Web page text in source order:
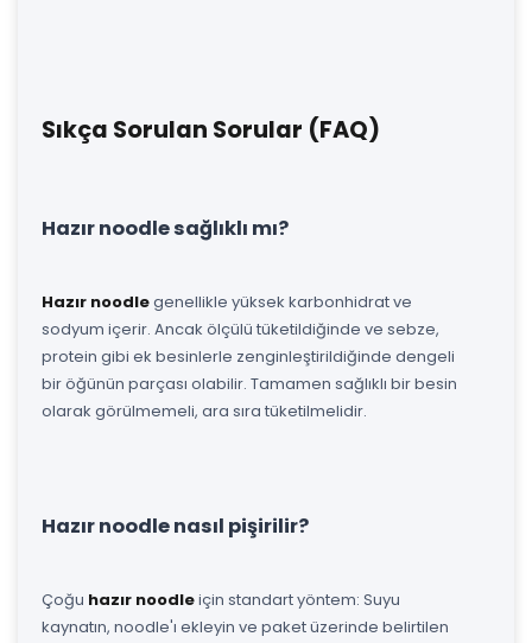
Sıkça Sorulan Sorular (FAQ)
Hazır noodle sağlıklı mı?
Hazır noodlegenellikle yüksek karbonhidrat ve
sodyum içerir. Ancak ölçülü tüketildiğinde ve sebze,
protein gibi ek besinlerle zenginleştirildiğinde dengeli
bir öğünün parçası olabilir. Tamamen sağlıklı bir besin
olarak görülmemeli, ara sıra tüketilmelidir.
Hazır noodle nasıl pişirilir?
Çoğu hazır noodleiçin standart yöntem: Suyu
kaynatın, noodle'ı ekleyin ve paket üzerinde belirtilen